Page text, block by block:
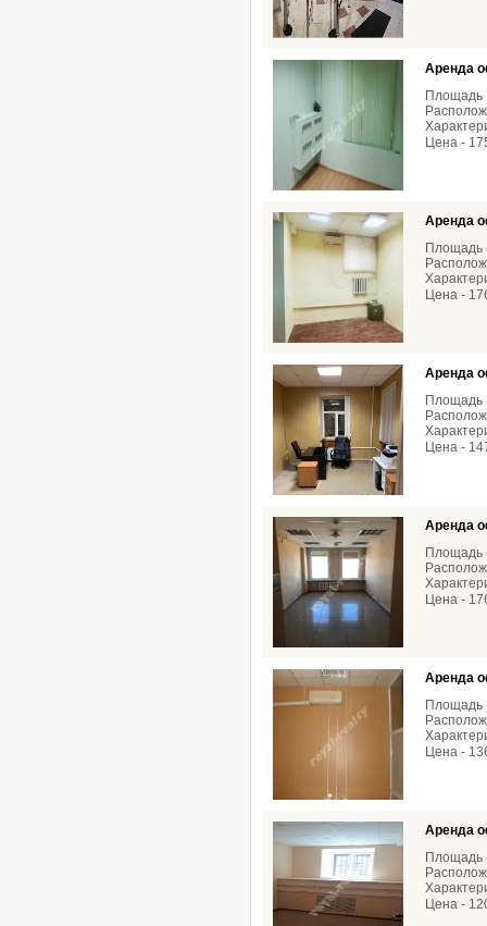
Аренда
Площадь
Цена -
Аренда
Площадь
Цена -
Аренда
Площадь
Цена -
Аренда
Площадь
Цена -
Аренда
Площадь
Цена -
Аренда
Площадь
Цена -